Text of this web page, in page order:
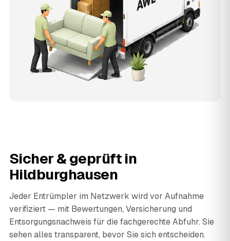
Sicher & geprüft in
Hildburghausen
Jeder Entrümpler im Netzwerk wird vor Aufnahme
verifiziert — mit Bewertungen, Versicherung und
Entsorgungsnachweis für die fachgerechte Abfuhr. Sie
sehen alles transparent, bevor Sie sich entscheiden.